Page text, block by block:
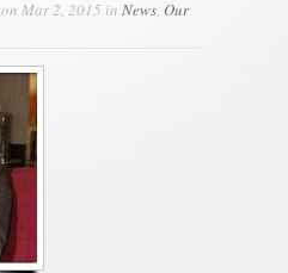
on Mar 2, 2015 in News, Our